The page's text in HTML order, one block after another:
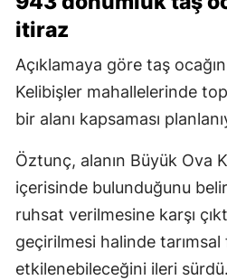
itiraz
Açıklamaya göre taş
Kelibişler mahallelerinde
bir alanı kapsaması
Öztunç, alanın Büyük Ova
içerisinde bulunduğunu
ruhsat verilmesine karşı
geçirilmesi halinde
etkilenebileceğini ileri sürdü.